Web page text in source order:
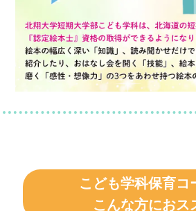
こども学科保育コ
こんな方におス